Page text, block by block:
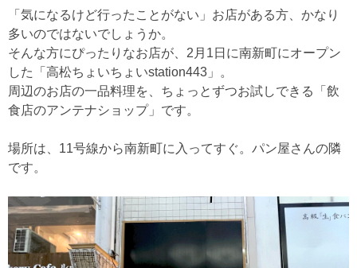
「気になるけど行ったことがない」お店がある方、かなり
多いのではないでしょうか。
そんな方にぴったりなお店が、2月1日に南新町にオープン
した「高松ちょいちょいstation443」。
周辺のお店の一品料理を、ちょっとずつお試しできる「飲
食店のアンテナショップ」です。
場所は、11号線から南新町に入ってすぐ。パン屋さんの隣
です。